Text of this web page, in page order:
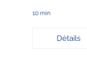
10 min
Détails